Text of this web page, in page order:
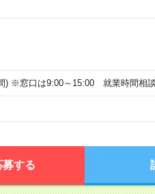
) ※窓口は9:00～15:00 就業時間相
募する